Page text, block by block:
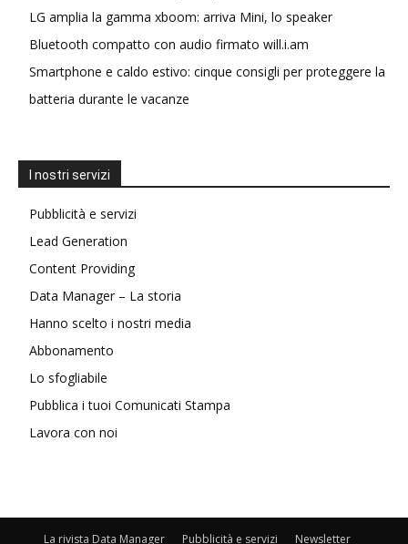
LG amplia la gamma xboom: arriva Mini, lo speaker
Bluetooth compatto con audio firmato will.i.am
Smartphone e caldo estivo: cinque consigli per proteggere la
batteria durante le vacanze
I nostri servizi
Pubblicità e servizi
Lead Generation
Content Providing
Data Manager – La storia
Hanno scelto i nostri media
Abbonamento
Lo sfogliabile
Pubblica i tuoi Comunicati Stampa
Lavora con noi
La rivista Data Manager Pubblicità e servizi Newsletter